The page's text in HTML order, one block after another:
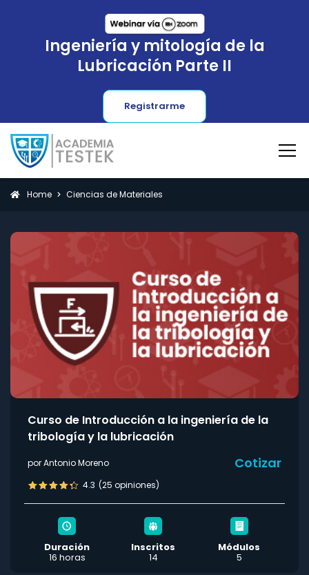
Ingeniería y mitología de la
Lubricación Parte II
Registrarme
Home Ciencias de Materiales
Curso de Introducción a la ingeniería de la
tribología y la lubricación
por Antonio Moreno Cotizar
4.3 (25 opiniones)
Duración
16 horas
Inscritos
14
Módulos
5